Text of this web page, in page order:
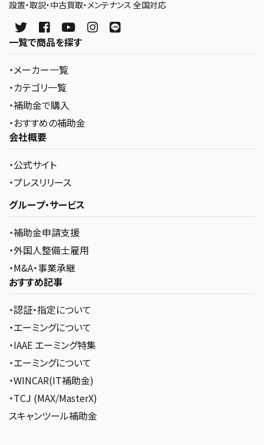
設置・取説・中古買取・メンテナンス 全国対応
一覧で商品を探す
・メーカー一覧
・カテゴリ一覧
・補助金で購入
・おすすめの補助金
会社概要
・公式サイト
・プレスリリース
グループ・サービス
・補助金申請支援
・外国人整備士雇用
・M&A・事業承継
おすすめ記事
・認証・指定について
・エーミングについて
・IAAE エーミング特集
・エーミングについて
・WINCAR(IT補助金)
・TCJ (MAX/MasterX)
スキャンツール補助金